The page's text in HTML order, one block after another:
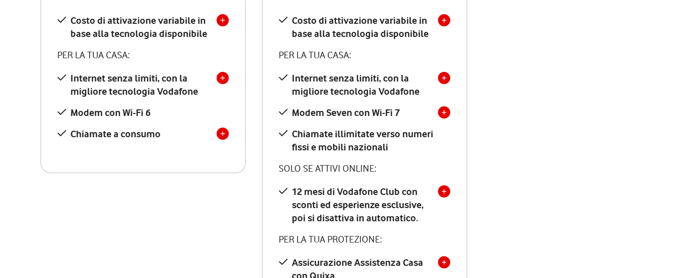
Costo di attivazione variabile in
base alla tecnologia disponibile
PER LA TUA CASA:
Internet senza limiti, con la
migliore tecnologia Vodafone
Modem con Wi-Fi 6
Chiamate a consumo
Costo di attivazione variabile in
base alla tecnologia disponibile
PER LA TUA CASA:
Internet senza limiti, con la
migliore tecnologia Vodafone
Modem Seven con Wi-Fi 7
Chiamate illimitate verso numeri
fissi e mobili nazionali
SOLO SE ATTIVI ONLINE:
12 mesi di Vodafone Club con
sconti ed esperienze esclusive,
poi si disattiva in automatico.
PER LA TUA PROTEZIONE:
Assicurazione Assistenza Casa
con Quixa